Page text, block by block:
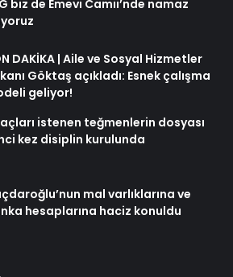
biz de Emevi Camii’nde namaz
DAKİKA | Aile ve Sosyal Hizmetler
Göktaş açıkladı: Esnek çalışma
geliyor!
istenen teğmenlerin dosyası
kez disiplin kurulunda
mal varlıklarına ve
hesaplarına haciz konuldu